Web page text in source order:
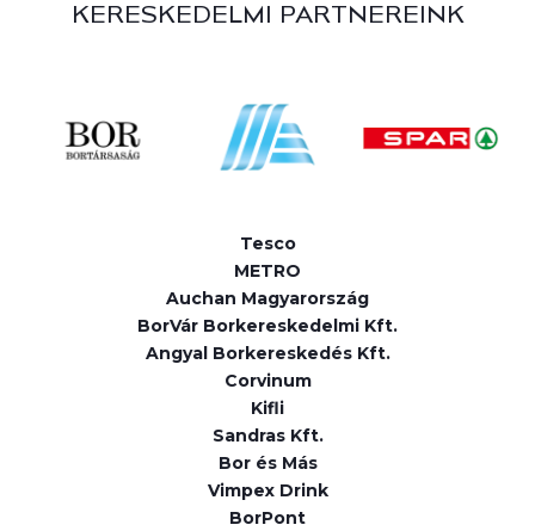
KERESKEDELMI PARTNEREINK
Tesco
METRO
Auchan Magyarország
BorVár Borkereskedelmi Kft.
Angyal Borkereskedés Kft.
Corvinum
Kifli
Sandras Kft.
Bor és Más
Vimpex Drink
BorPont